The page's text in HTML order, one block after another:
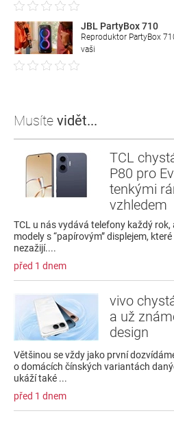
JBL PartyBox 710
Reproduktor PartyBox
vaši
Musíte vidět...
TCL
P80 pro
tenkými
vzhledem
TCL u nás vydává telefony každý
modely s “papírovým” displejem,
nezažijí....
před 1 dnem
vivo
a už
design
Většinou se vždy jako první
o domácích čínských variantách
ukáží také ...
před 1 dnem